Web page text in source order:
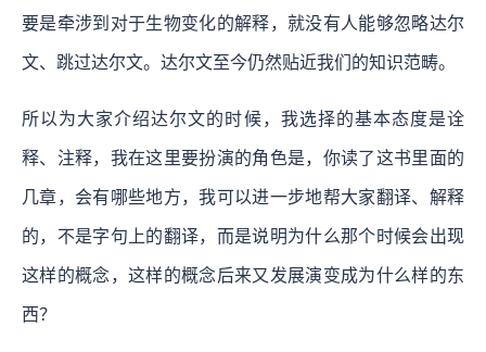
要是牵涉到对于生物变化的解释，就没有人能够忽略达尔
文、跳过达尔文。达尔文至今仍然贴近我们的知识范畴。
所以为大家介绍达尔文的时候，我选择的基本态度是诠
释、注释，我在这里要扮演的角色是，你读了这书里面的
几章，会有哪些地方，我可以进一步地帮大家翻译、解释
的，不是字句上的翻译，而是说明为什么那个时候会出现
这样的概念，这样的概念后来又发展演变成为什么样的东
西？